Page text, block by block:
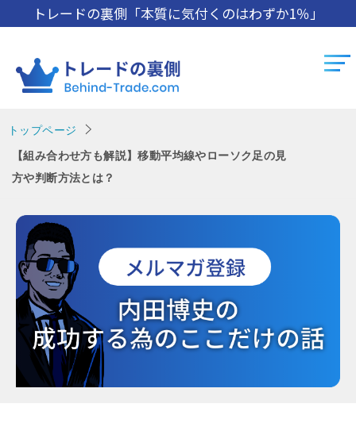
トレードの裏側「本質に気付くのはわずか1％」
トップページ
【組み合わせ方も解説】移動平均線やローソク足の見
方や判断方法とは？